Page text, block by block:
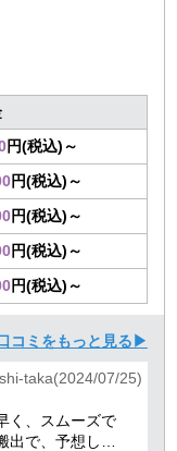
円(税込)～
円(税込)～
円(税込)～
円(税込)～
円(税込)～
コミをもっと見る▶
taka(2024/07/25)
く、スムーズで
で、予想して